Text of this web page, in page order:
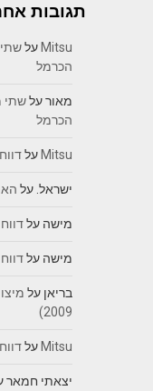
תגובות
Mitsu על
הכרמל
מאורעלשתי
הכרמל
Mitsu על
ישראל. על
מישה על
מישה על
בריאן על
2009)
Mitsu על
יצאתי חמאר